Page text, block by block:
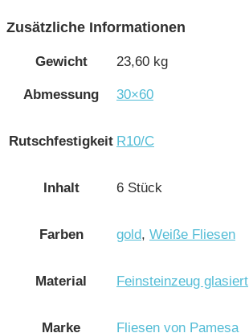
Zusätzliche Informationen
Gewicht 23,60 kg
Abmessung 30×60
Rutschfestigkeit R10/C
Inhalt 6 Stück
Farben gold, Weiße Fliesen
Material Feinsteinzeug glasiert
Marke Fliesen von Pamesa